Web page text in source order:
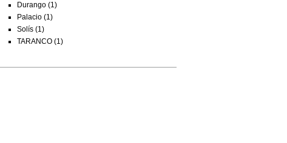
Durango (1)
Palacio (1)
Solís (1)
TARANCO (1)